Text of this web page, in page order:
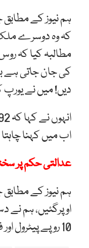
ہم نیوز کے
کہ وہ دوسرے ملک
مطالبہ کیا کہ
کی جان جاتی ہے
دیں! میں نے
اب میں کہنا
عدالتی حکم پر
ہم نیوز کے
اوپرگئیں، ہم نے
10 روپے پیٹرول اور فضل الرحمان کو کم کیا، کسی حکومت نے وہ کام نہیں کئے جو ہم نے کیے۔